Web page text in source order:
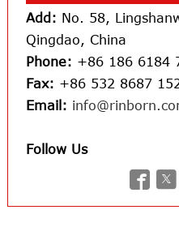
Add: No. 58,
Qingdao, China
Phone: +86 186 6184
Fax: +86 532 8687
Email:
Follow Us
 